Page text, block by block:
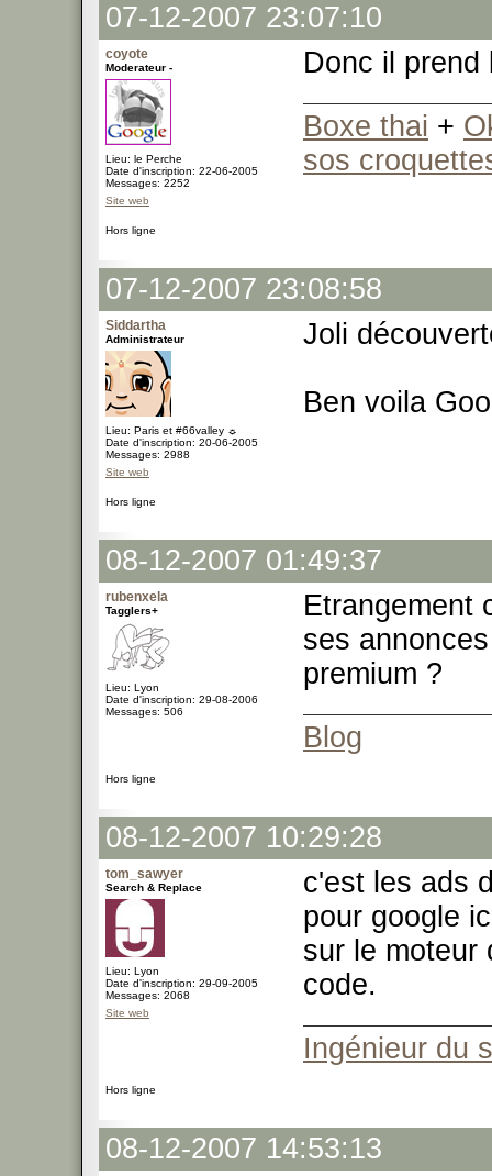
07-12-2007 23:07:10
coyote
Moderateur -
Lieu: le Perche
Date d'inscription: 22-06-2005
Messages: 2252
Site web
Donc il
Boxe thai +
sos
Hors ligne
07-12-2007 23:08:58
Siddartha
Administrateur
Lieu: Paris et #66valley ☼
Date d'inscription: 20-06-2005
Messages: 2988
Site web
Joli
Ben voila
Hors ligne
08-12-2007 01:49:37
rubenxela
Tagglers+
Lieu: Lyon
Date d'inscription: 29-08-2006
Messages: 506
Etrangement
ses
premium ?
Blog
Hors ligne
08-12-2007 10:29:28
tom_sawyer
Search & Replace
Lieu: Lyon
Date d'inscription: 29-09-2005
Messages: 2068
Site web
c'est les ads
pour google
sur le moteur
code.
Ingénieur du
Hors ligne
08-12-2007 14:53:13